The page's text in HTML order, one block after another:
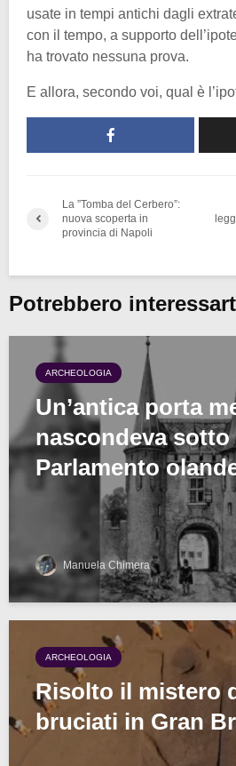
usate in tempi antichi dagli
con il tempo, a supporto
ha trovato nessuna prova.
E allora, secondo voi, qual è
La ”Tomba del Cerbero”:
nuova scoperta in
provincia di Napoli
Potrebbero
ARCHEOLOGIA
Un’antica porta
nascondeva sotto
Parlamento
Manuela Chimera
ARCHEOLOGIA
Risolto il mistero
bruciati in Gran